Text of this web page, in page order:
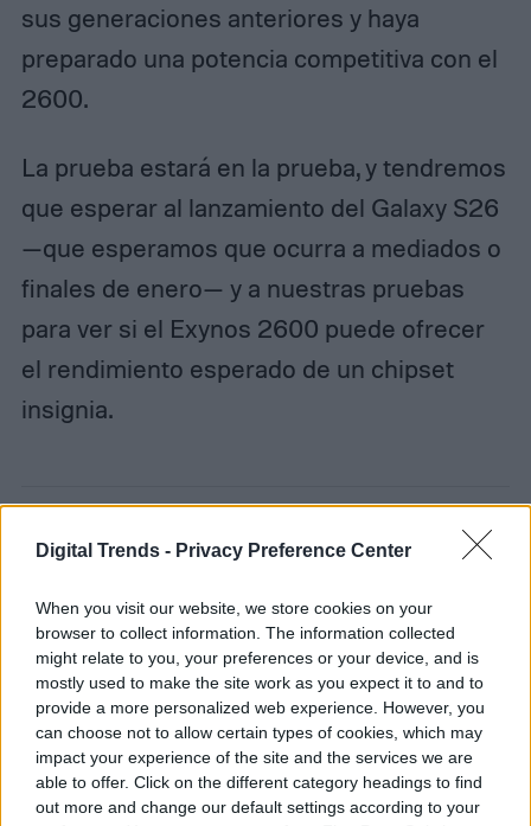
Digital Trends - Privacy Preference Center
When you visit our website, we store cookies on your
browser to collect information. The information collected
might relate to you, your preferences or your device, and is
mostly used to make the site work as you expect it to and to
provide a more personalized web experience. However, you
can choose not to allow certain types of cookies, which may
impact your experience of the site and the services we are
able to offer. Click on the different category headings to find
out more and change our default settings according to your
sus generaciones anteriores y haya
preparado una potencia competitiva con el
2600.
La prueba estará en la prueba, y tendremos
que esperar al lanzamiento del Galaxy S26
—que esperamos que ocurra a mediados o
finales de enero— y a nuestras pruebas
para ver si el Exynos 2600 puede ofrecer
el rendimiento esperado de un chipset
insignia.
Diego Bastarrica
Diego Bastarrica es Senior Editor y Head of
Content en Digital Trends en Español,
donde lidera la estrategia editorial, SEO…